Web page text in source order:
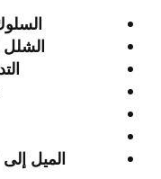
الميل